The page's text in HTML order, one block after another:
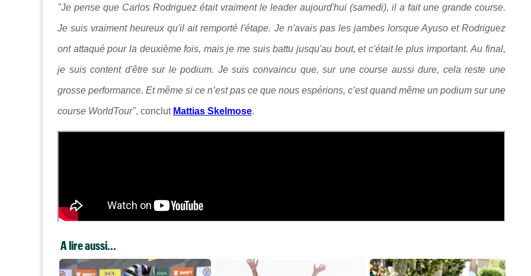
"Je pense que Carlos Rodriguez était vraiment le leader aujourd'hui (samedi), il a fait une grande course.
Je suis vraiment heureux qu'il ait remporté l'étape. Je n'avais pas les jambes lorsque Ayuso et Rodriguez
ont attaqué pour la deuxième fois, mais je me suis battu jusqu'au bout, et c'était le plus important.Au final,
je suis content d'être sur le podium. Je suis convaincu que, sur une course aussi dure, cela reste une
grosse performance. Et même si ce n’est pas ce que nous espérions, c’est quand même un podium sur une
course WorldTour", conclut Mattias Skelmose.
A lire aussi...